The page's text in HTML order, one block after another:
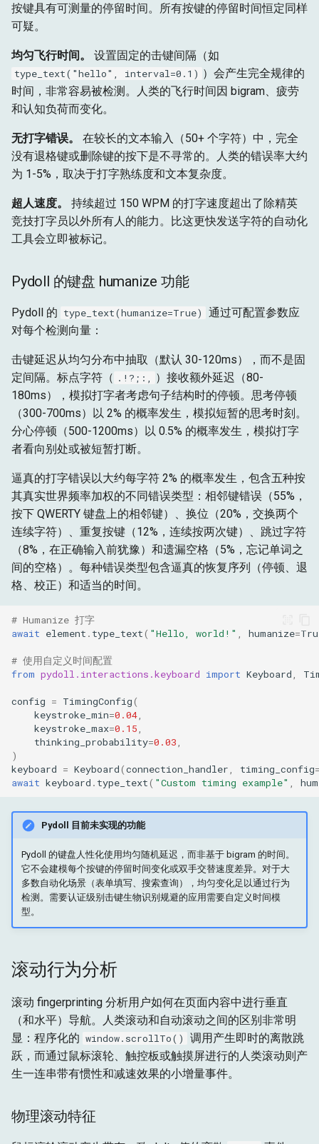
按键具有可测量的停留时间。所有按键的停留时间恒定同样
可疑。
均匀飞行时间。 设置固定的击键间隔（如
type_text("hello", interval=0.1) ）会产生完全规律的
时间，非常容易被检测。人类的飞行时间因 bigram、疲劳
和认知负荷而变化。
无打字错误。
在较长的文本输入（50+ 个字符）中，完全
没有退格键或删除键的按下是不寻常的。人类的错误率大约
为 1-5%，取决于打字熟练度和文本复杂度。
超人速度。
持续超过 150 WPM 的打字速度超出了除精英
竞技打字员以外所有人的能力。比这更快发送字符的自动化
工具会立即被标记。
Pydoll 的键盘 humanize 功能
Pydoll 的 type_text(humanize=True)
通过可配置参数应
对每个检测向量：
击键延迟从均匀分布中抽取（默认 30-120ms），而不是固
定间隔。标点字符（ .!?;:, ）接收额外延迟（80-
180ms），模拟打字者考虑句子结构时的停顿。思考停顿
（300-700ms）以 2% 的概率发生，模拟短暂的思考时刻。
分心停顿（500-1200ms）以 0.5% 的概率发生，模拟打字
者看向别处或被短暂打断。
逼真的打字错误以大约每字符 2% 的概率发生，包含五种按
其真实世界频率加权的不同错误类型：相邻键错误（55%，
按下 QWERTY 键盘上的相邻键）、换位（20%，交换两个
连续字符）、重复按键（12%，连续按两次键）、跳过字符
（8%，在正确输入前犹豫）和遗漏空格（5%，忘记单词之
间的空格）。每种错误类型包含逼真的恢复序列（停顿、退
格、校正）和适当的时间。
# Humanize 打字
await element . type_text( "Hello, world!" , humanize=
# 使用自定义时间配置
from pydoll.interactions.keyboard import Keyboard,
config = TimingConfig(
keystroke_min=0.04,
keystroke_max=0.15,
thinking_probability=0.03,
)
keyboard = Keyboard(connection_handler, timing_config
await keyboard . type_text( "Custom timing example" ,
Pydoll 目前未实现的功能
Pydoll 的键盘人性化使用均匀随机延迟，而非基于 bigram 的时间。
它不会建模每个按键的停留时间变化或双手交替速度差异。对于大
多数自动化场景（表单填写、搜索查询），均匀变化足以通过行为
检测。需要认证级别击键生物识别规避的应用需要自定义时间模
型。
滚动行为分析
滚动 fingerprinting 分析用户如何在页面内容中进行垂直
（和水平）导航。人类滚动和自动滚动之间的区别非常明
显：程序化的 window.scrollTo()
调用产生即时的离散跳
跃，而通过鼠标滚轮、触控板或触摸屏进行的人类滚动则产
生一连串带有惯性和减速效果的小增量事件。
物理滚动特征